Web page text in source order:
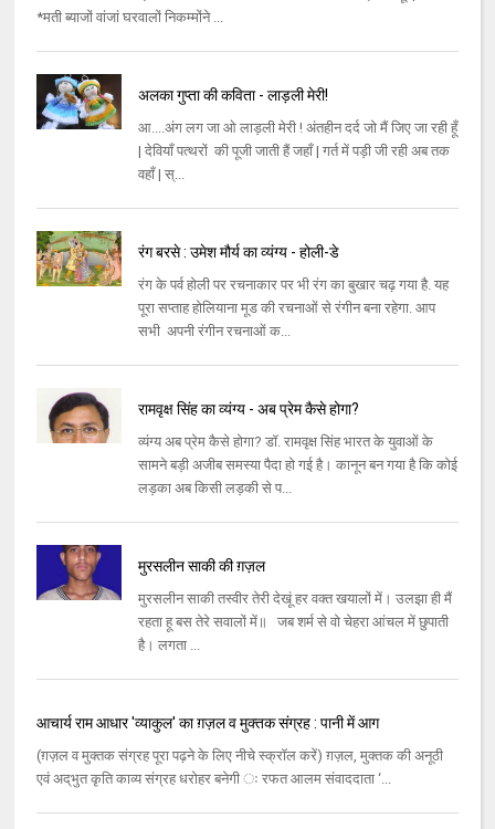
*मती ब्याजों वांजां घरवालों निकम्मोंने ...
अलका गुप्ता की कविता - लाड़ली मेरी!
आ....अंग लग जा ओ लाड़ली मेरी ! अंतहीन दर्द जो मैं जिए जा रही हूँ
| देवियाँ पत्थरों की पूजी जाती हैं जहाँ | गर्त में पड़ी जी रही अब तक
वहाँ | स्...
रंग बरसे : उमेश मौर्य का व्यंग्य - होली-डे
रंग के पर्व होली पर रचनाकार पर भी रंग का बुखार चढ़ गया है. यह
पूरा सप्ताह होलियाना मूड की रचनाओं से रंगीन बना रहेगा. आप
सभी अपनी रंगीन रचनाओं क...
रामवृक्ष सिंह का व्यंग्य - अब प्रेम कैसे होगा?
व्यंग्य अब प्रेम कैसे होगा? डॉ. रामवृक्ष सिंह भारत के युवाओं के
सामने बड़ी अजीब समस्या पैदा हो गई है। कानून बन गया है कि कोई
लड़का अब किसी लड़की से प...
मुरसलीन साकी की ग़ज़ल
मुरसलीन साकी तस्‍वीर तेरी देखूं हर वक्‍त खयालों में। उलझा ही मैं
रहता हू बस तेरे सवालों में॥ जब शर्म से वो चेहरा आंचल में छुपाती
है। लगता ...
आचार्य राम आधार 'व्याकुल' का ग़ज़ल व मुक्‍तक संग्रह : पानी में आग
(ग़ज़ल व मुक्तक संग्रह पूरा पढ़ने के लिए नीचे स्क्रॉल करें) ग़ज़ल, मुक्‍तक की अनूठी
एवं अद्‌भुत कृति काव्‍य संग्रह धरोहर बनेगी ः रफत आलम संवाददाता ‘...